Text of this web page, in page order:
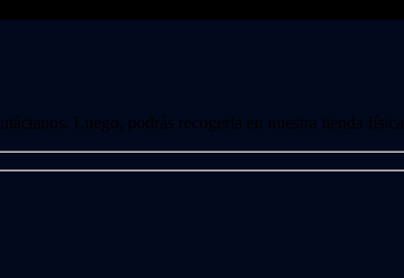
Luego, podrás recogerla en nuestra tienda física.